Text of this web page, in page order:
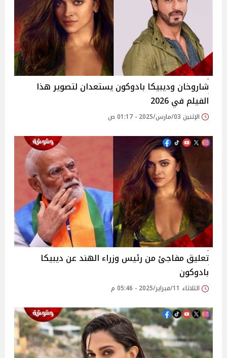
شاروخان وديبيكا بادوكون يستعدان لتصوير هذا
الفيلم في 2026
الإثنين 03/مارس/2025 - 01:17 ص
تعليق مفاجئ من رئيس وزراء الهند عن ديبيكا
بادوكون
الثلاثاء 11/فبراير/2025 - 05:46 م